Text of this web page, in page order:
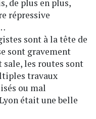
de plus en plus,
répressive
sont à la tête de
sont gravement
sale, les routes sont
travaux
ou mal
était une belle